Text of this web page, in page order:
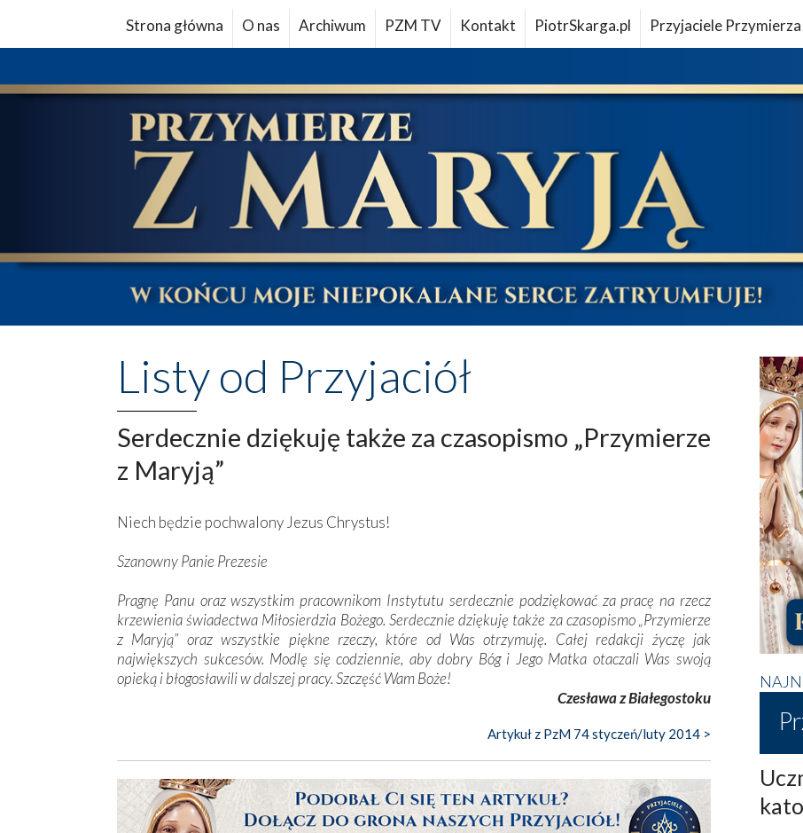
Strona główna O nas Archiwum PZM TV Kontakt PiotrSkarga.pl Przyjaciele
Listy od Przyjaciół
Serdecznie dziękuję także za czasopismo „Przymierze
z Maryją”
Niech będzie pochwalony Jezus Chrystus!
Szanowny Panie Prezesie
Pragnę Panu oraz wszystkim pracownikom Instytutu serdecznie podziękować za pracę na rzecz
krzewienia świadectwa Miłosierdzia Bożego. Serdecznie dziękuję także za czasopismo „Przymierze
z Maryją” oraz wszystkie piękne rzeczy, które od Was otrzymuję. Całej redakcji życzę jak
największych sukcesów. Modlę się codziennie, aby dobry Bóg i Jego Matka otaczali Was swoją
opieką i błogosławili w dalszej pracy. Szczęść Wam Boże!
Czesława z Białegostoku
Artykuł z PzM 74 styczeń/luty 2014 >